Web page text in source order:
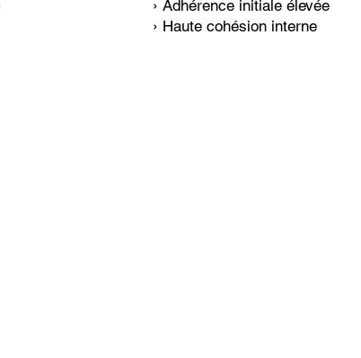
› Adhérence initiale élevée
› Haute cohésion interne